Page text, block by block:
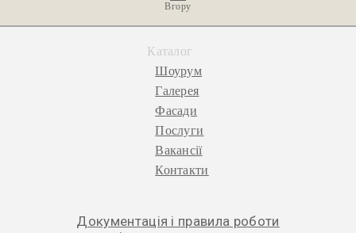
Вгору
Каталог
Шоурум
Галерея
Фасади
Послуги
Вакансії
Контакти
Документація і правила роботи